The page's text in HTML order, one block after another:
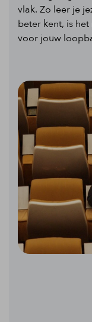
vlak. Zo leer je
beter kent, is
voor jouw